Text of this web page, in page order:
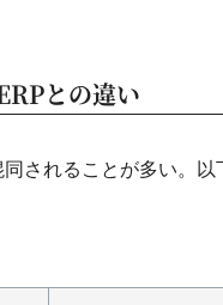
との違い
されることが多い。以